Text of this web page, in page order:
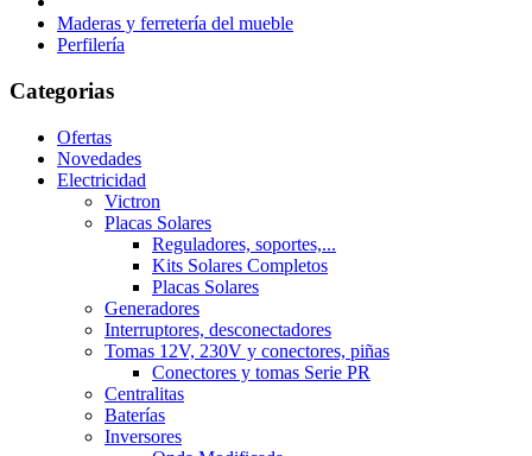
Maderas y ferretería del mueble
Perfilería
Categorias
Ofertas
Novedades
Electricidad
Victron
Placas Solares
Reguladores, soportes,...
Kits Solares Completos
Placas Solares
Generadores
Interruptores, desconectadores
Tomas 12V, 230V y conectores, piñas
Conectores y tomas Serie PR
Centralitas
Baterías
Inversores